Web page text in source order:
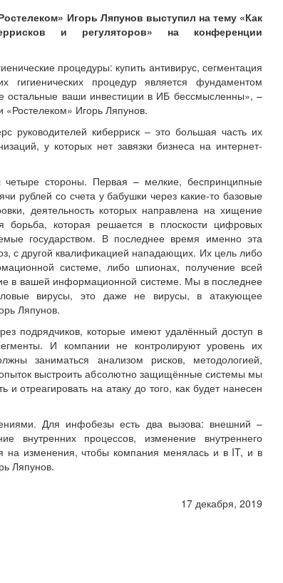
Игорь Ляпунов выступил на тему «Как
и регуляторов» на конференции
процедуры: купить антивирус, сегментация
гигиенических процедур является фундаментом
остальные ваши инвестиции в ИБ бессмысленны», –
Игорь Ляпунов.
руководителей киберриск – это большая часть их
у которых нет завязки бизнеса на интернет-
стороны. Первая – мелкие, беспринципные
рублей со счета у бабушки через какие-то базовые
деятельность которых направлена на хищение
борьба, которая решается в плоскости цифровых
государством. В последнее время именно эта
с другой квалификацией нападающих. Их цель либо
системе, либо шпионах, получение всей
в вашей информационной системе. Мы в последнее
вирусы, это даже не вирусы, в атакующее
Ляпунов.
подрядчиков, которые имеют удалённый доступ в
И компании не контролируют уровень их
заниматься анализом рисков, методологией,
выстроить абсолютно защищённые системы мы
отреагировать на атаку до того, как будет нанесен
Для инфобезы есть два вызова: внешний –
внутренних процессов, изменение внутреннего
изменения, чтобы компания менялась и в IT, и в
Ляпунов.
17 декабря, 2019